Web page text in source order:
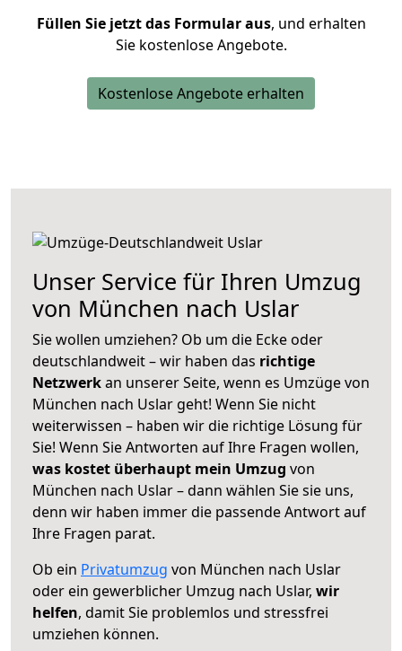
Füllen Sie jetzt das Formular aus, und erhalten
Sie kostenlose Angebote.
Kostenlose Angebote erhalten
Unser Service für Ihren Umzug
von München nach Uslar
Sie wollen umziehen? Ob um die Ecke oder
deutschlandweit – wir haben das richtige
Netzwerkan unserer Seite, wenn es Umzüge von
München nach Uslar geht! Wenn Sie nicht
weiterwissen – haben wir die richtige Lösung für
Sie! Wenn Sie Antworten auf Ihre Fragen wollen,
was kostet überhaupt mein Umzug von
München nach Uslar – dann wählen Sie sie uns,
denn wir haben immer die passende Antwort auf
Ihre Fragen parat.
Ob ein Privatumzug von München nach Uslar
oder ein gewerblicher Umzug nach Uslar, wir
helfen, damit Sie problemlos und stressfrei
umziehen können.